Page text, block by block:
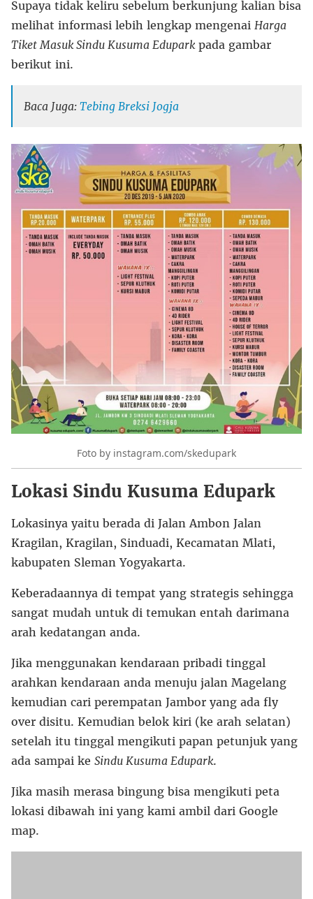
Supaya tidak keliru sebelum berkunjung kalian bisa
melihat informasi lebih lengkap mengenai Harga
Tiket Masuk Sindu Kusuma Eduparkpada gambar
berikut ini.
Baca Juga: Tebing Breksi Jogja
Foto by instagram.com/skedupark
Lokasi Sindu Kusuma Edupark
Lokasinya yaitu berada di Jalan Ambon Jalan
Kragilan, Kragilan, Sinduadi, Kecamatan Mlati,
kabupaten Sleman Yogyakarta.
Keberadaannya di tempat yang strategis sehingga
sangat mudah untuk di temukan entah darimana
arah kedatangan anda.
Jika menggunakan kendaraan pribadi tinggal
arahkan kendaraan anda menuju jalan Magelang
kemudian cari perempatan Jambor yang ada fly
over disitu. Kemudian belok kiri (ke arah selatan)
setelah itu tinggal mengikuti papan petunjuk yang
ada sampai ke Sindu Kusuma Edupark.
Jika masih merasa bingung bisa mengikuti peta
lokasi dibawah ini yang kami ambil dari Google
map.